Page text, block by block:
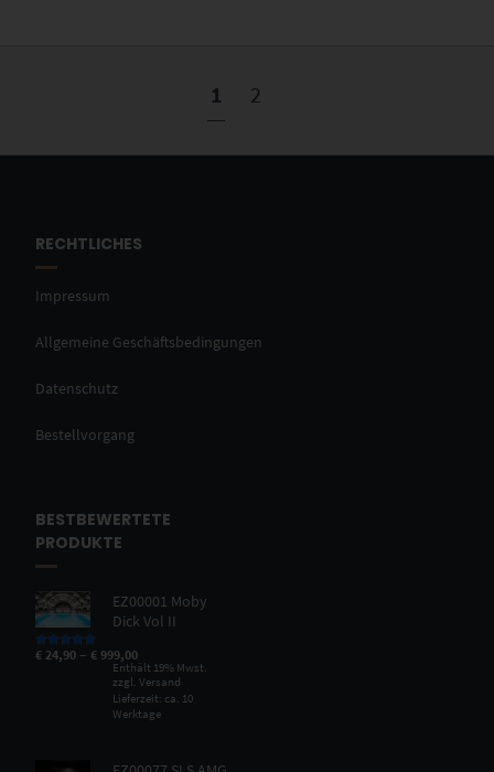
1 2
RECHTLICHES
Impressum
Allgemeine Geschäftsbedingungen
Datenschutz
Bestellvorgang
BESTBEWERTETE
PRODUKTE
EZ00001 Moby
Dick Vol II
Bewertet mit
von 5
€ 24,90 –€ 999,00
Enthält 19% Mwst.
zzgl.Versand
Lieferzeit: ca. 10
Werktage